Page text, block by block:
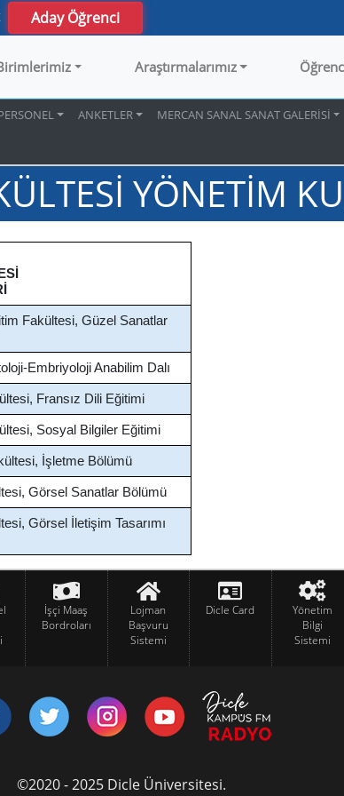
Aday Öğrenci
Araştırmalarımız
ANKETLER MERCAN SANAL SANAT GALERİSİ
YÖNETİM
İ
Fakültesi, Güzel Sanatlar
Embriyoloji Anabilim Dalı
Fransız Dili Eğitimi
Sosyal Bilgiler Eğitimi
İşletme Bölümü
Görsel Sanatlar Bölümü
Görsel İletişim Tasarımı
İşçi Maaş
Bordroları
Lojman
Başvuru
Sistemi
Dicle Card
Yönetim
Bilgi
Sistemi
©2020 - 2025 Dicle Üniversitesi.